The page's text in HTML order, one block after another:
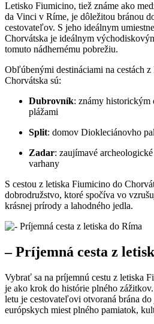
Letisko Fiumicino, tiež známe ako
da Vinci v Ríme, je dôležitou bránou
cestovateľov. S jeho ideálnym
Chorvátska je ideálnym
tomuto nádhernému pobrežiu.
Obľúbenými destináciami na cestách
Chorvátska sú:
Dubrovník: známy historickým
plážami
Split: domov Diokleciánovho
Zadar: zaujímavé
varhany
S cestou z letiska Fiumicino do
dobrodružstvo, ktoré spočíva vo
krásnej prírody a lahodného jedla.
– Príjemná cesta z
Vybrať sa na príjemnú cestu z letiska
je ako krok do histórie plného
letu je cestovateľovi otvoraná brána
európskych miest plného pamiatok,